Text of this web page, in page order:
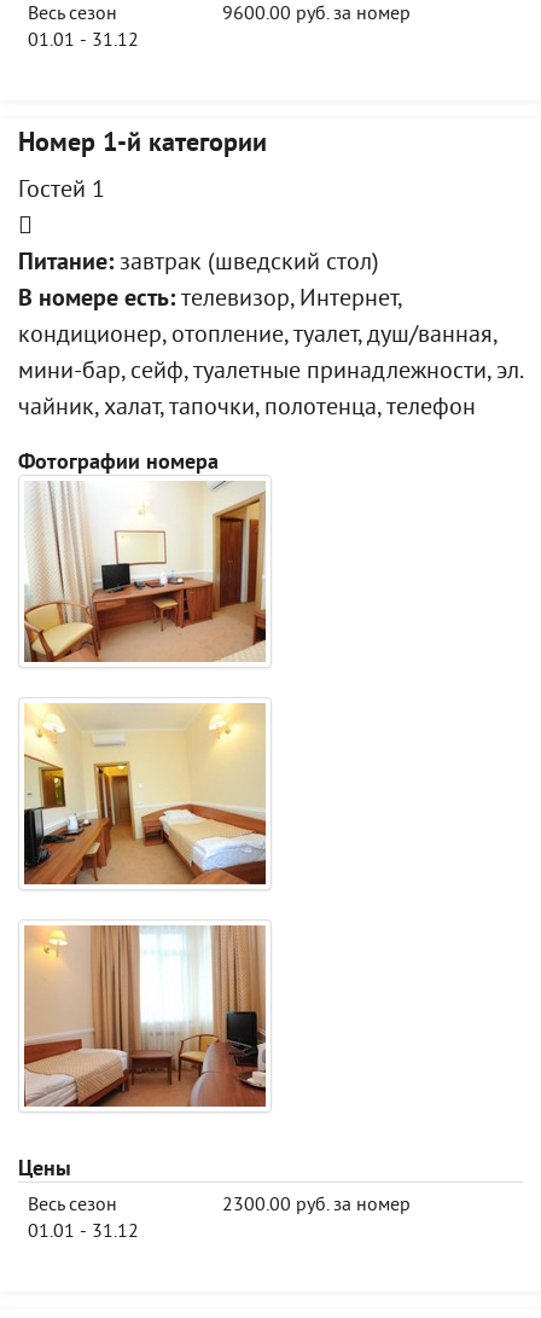
Весь сезон
01.01 - 31.12
9600.00 руб. за номер
Номер 1-й категории
Гостей 1
Питание: завтрак (шведский стол)
В номере есть: телевизор, Интернет,
кондиционер, отопление, туалет, душ/ванная,
мини-бар, сейф, туалетные принадлежности, эл.
чайник, халат, тапочки, полотенца, телефон
Фотографии номера
Цены
Весь сезон
01.01 - 31.12
2300.00 руб. за номер